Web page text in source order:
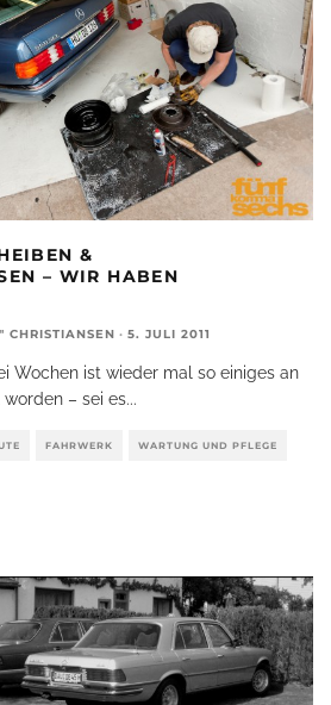
&
– WIR HABEN
CHRISTIANSEN · 5. JULI 2011
Wochen ist wieder mal so einiges an
– sei es...
FAHRWERK WARTUNG UND PFLEGE